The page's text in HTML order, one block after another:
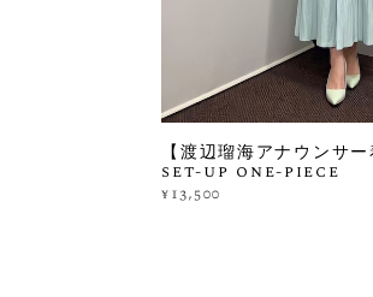
【渡辺瑠海アナウン
set-up one-piece
¥13,500